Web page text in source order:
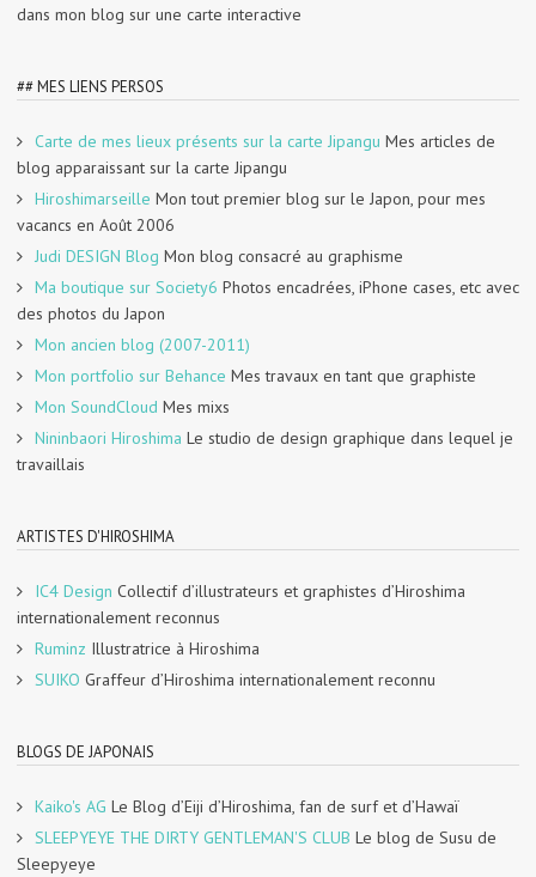
dans mon blog sur une carte interactive
## MES LIENS PERSOS
Carte de mes lieux présents sur la carte Jipangu Mes articles de
blog apparaissant sur la carte Jipangu
Hiroshimarseille Mon tout premier blog sur le Japon, pour mes
vacancs en Août 2006
Judi DESIGN Blog Mon blog consacré au graphisme
Ma boutique sur Society6 Photos encadrées, iPhone cases, etc avec
des photos du Japon
Mon ancien blog (2007-2011)
Mon portfolio sur Behance Mes travaux en tant que graphiste
Mon SoundCloud Mes mixs
Nininbaori Hiroshima Le studio de design graphique dans lequel je
travaillais
ARTISTES D'HIROSHIMA
IC4 Design Collectif d’illustrateurs et graphistes d’Hiroshima
internationalement reconnus
Ruminz Illustratrice à Hiroshima
SUIKO Graffeur d’Hiroshima internationalement reconnu
BLOGS DE JAPONAIS
Kaiko's AG Le Blog d’Eiji d’Hiroshima, fan de surf et d’Hawaï
SLEEPYEYE THE DIRTY GENTLEMAN'S CLUB Le blog de Susu de
Sleepyeye